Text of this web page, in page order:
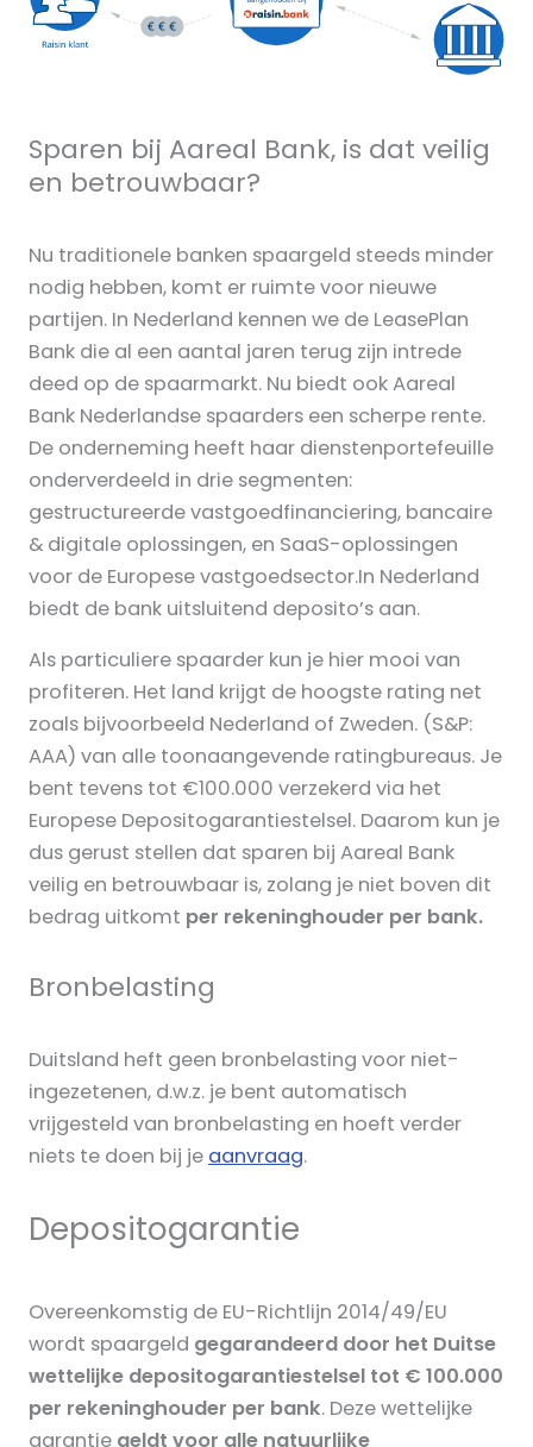
Sparen bij Aareal Bank, is dat veilig
en betrouwbaar?
Nu traditionele banken spaargeld steeds minder
nodig hebben, komt er ruimte voor nieuwe
partijen. In Nederland kennen we de LeasePlan
Bank die al een aantal jaren terug zijn intrede
deed op de spaarmarkt. Nu biedt ook Aareal
Bank Nederlandse spaarders een scherpe rente.
De onderneming heeft haar dienstenportefeuille
onderverdeeld in drie segmenten:
gestructureerde vastgoedfinanciering, bancaire
& digitale oplossingen, en SaaS-oplossingen
voor de Europese vastgoedsector.In Nederland
biedt de bank uitsluitend deposito’s aan.
Als particuliere spaarder kun je hier mooi van
profiteren. Het land krijgt de hoogste rating net
zoals bijvoorbeeld Nederland of Zweden. (S&P:
AAA) van alle toonaangevende ratingbureaus. Je
bent tevens tot €100.000 verzekerd via het
Europese Depositogarantiestelsel. Daarom kun je
dus gerust stellen dat sparen bij Aareal Bank
veilig en betrouwbaar is, zolang je niet boven dit
bedrag uitkomt per rekeninghouder per bank.
Bronbelasting
Duitsland heft geen bronbelasting voor niet-
ingezetenen, d.w.z. je bent automatisch
vrijgesteld van bronbelasting en hoeft verder
niets te doen bij je aanvraag.
Depositogarantie
Overeenkomstig de EU-Richtlijn 2014/49/EU
wordt spaargeld gegarandeerd door het Duitse
wettelijke depositogarantiestelsel tot € 100.000
per rekeninghouder per bank. Deze wettelijke
garantie geldt voor alle natuurlijke